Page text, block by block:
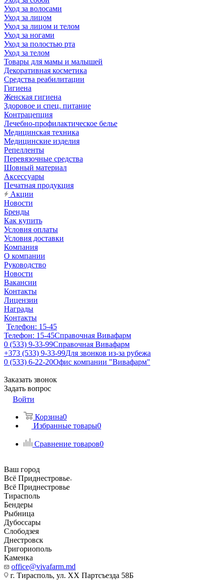
Уход за волосами
Уход за лицом
Уход за лицом и телом
Уход за ногами
Уход за полостью рта
Уход за телом
Товары для мамы и малышей
Декоративная косметика
Средства реабилитации
Гигиена
Женская гигиена
Здоровое и спец. питание
Контрацепция
Лечебно-профилактическое белье
Медицинская техника
Медицинские изделия
Репелленты
Перевязочные средства
Шовный материал
Аксессуары
Печатная продукция
Акции
Новости
Бренды
Как купить
Условия оплаты
Условия доставки
Компания
О компании
Руководство
Новости
Вакансии
Контакты
Лицензии
Награды
Контакты
Телефон: 15-45
Телефон: 15-45Справочная Вивафарм
0 (533) 9-33-99Справочная Вивафарм
+373 (533) 9-33-99Для звонков из-за рубежа
0 (533) 6-22-20Офис компании "Вивафарм"
Заказать звонок
Задать вопрос
Войти
Корзина0
Избранные товары0
Сравнение товаров0
Ваш город
Всё Приднестровье
Всё Приднестровье
Тирасполь
Бендеры
Рыбница
Дубоссары
Слободзея
Днестровск
Григориополь
Каменка
office@vivafarm.md
г. Тирасполь, ул. ХХ Партсъезда 58Б